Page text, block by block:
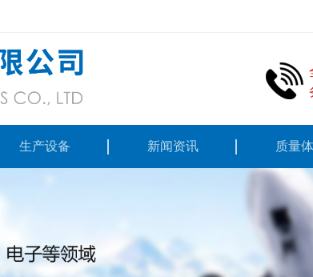
生产设备 新闻资讯
技术资料
质量